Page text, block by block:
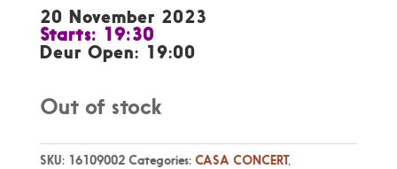
20 November 2023
Starts: 19:30
Deur Open: 19:00
Out of stock
SKU: 16109002 Categories: CASA CONCERT,